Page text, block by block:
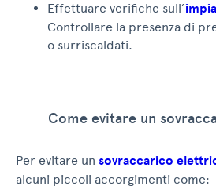
Effettuare verifiche sull’
Controllare la presenza di
o surriscaldati.
Come evitare un
Per evitare un sovraccarico
alcuni piccoli accorgimenti come: